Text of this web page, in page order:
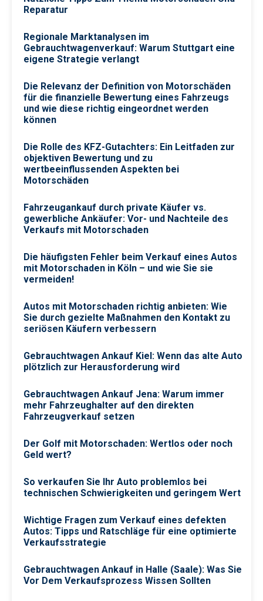
Reparatur
Regionale Marktanalysen im
Gebrauchtwagenverkauf: Warum Stuttgart eine
eigene Strategie verlangt
Die Relevanz der Definition von Motorschäden
für die finanzielle Bewertung eines Fahrzeugs
und wie diese richtig eingeordnet werden
können
Die Rolle des KFZ-Gutachters: Ein Leitfaden zur
objektiven Bewertung und zu
wertbeeinflussenden Aspekten bei
Motorschäden
Fahrzeugankauf durch private Käufer vs.
gewerbliche Ankäufer: Vor- und Nachteile des
Verkaufs mit Motorschaden
Die häufigsten Fehler beim Verkauf eines Autos
mit Motorschaden in Köln – und wie Sie sie
vermeiden!
Autos mit Motorschaden richtig anbieten: Wie
Sie durch gezielte Maßnahmen den Kontakt zu
seriösen Käufern verbessern
Gebrauchtwagen Ankauf Kiel: Wenn das alte Auto
plötzlich zur Herausforderung wird
Gebrauchtwagen Ankauf Jena: Warum immer
mehr Fahrzeughalter auf den direkten
Fahrzeugverkauf setzen
Der Golf mit Motorschaden: Wertlos oder noch
Geld wert?
So verkaufen Sie Ihr Auto problemlos bei
technischen Schwierigkeiten und geringem Wert
Wichtige Fragen zum Verkauf eines defekten
Autos: Tipps und Ratschläge für eine optimierte
Verkaufsstrategie
Gebrauchtwagen Ankauf in Halle (Saale): Was Sie
Vor Dem Verkaufsprozess Wissen Sollten